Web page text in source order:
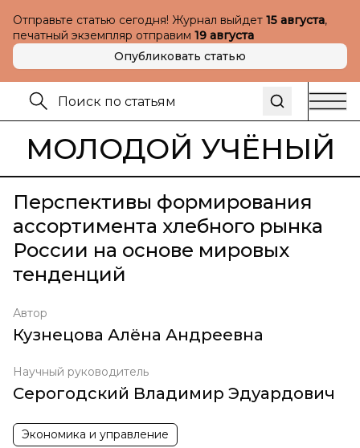
Отправьте статью сегодня! Журнал выйдет 15 августа,
печатный экземпляр отправим 19 августа
Опубликовать статью
МОЛОДОЙ УЧЁНЫЙ
Перспективы формирования
ассортимента хлебного рынка
России на основе мировых
тенденций
Автор
Кузнецова Алёна Андреевна
Научный руководитель
Серогодский Владимир Эдуардович
Экономика и управление